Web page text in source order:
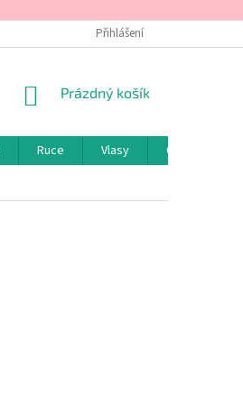
Přihlášení
NÁKUPNÍ
Prázdný košík
Ruce Vlasy
Obličej a rty